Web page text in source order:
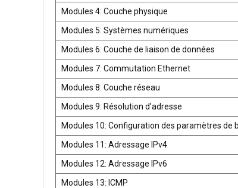
Modules 4: Couche physique
Modules 5: Systèmes numériques
Modules 6: Couche de liaison de données
Modules 7: Commutation Ethernet
Modules 8: Couche réseau
Modules 9: Résolution d’adresse
Modules 10: Configuration des paramètres de
Modules 11: Adressage IPv4
Modules 12: Adressage IPv6
Modules 13: ICMP